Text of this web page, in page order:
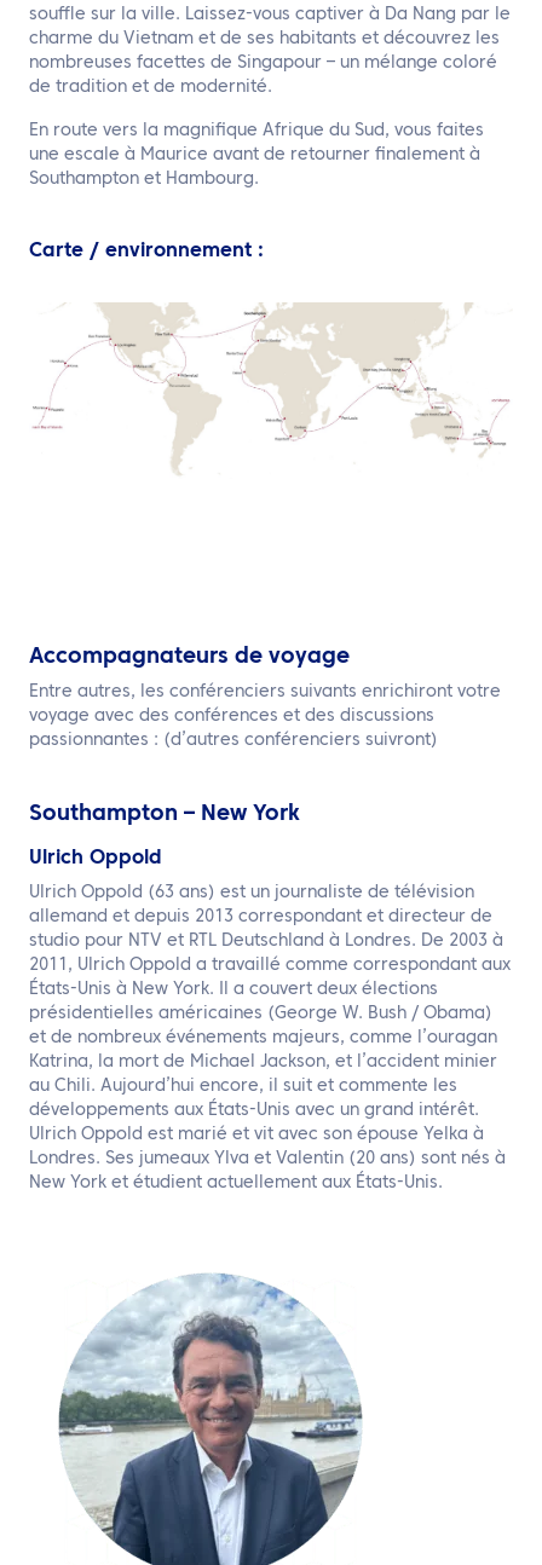
souffle sur la ville. Laissez-vous captiver à Da Nang par le
charme du Vietnam et de ses habitants et découvrez les
nombreuses facettes de Singapour – un mélange coloré
de tradition et de modernité.
En route vers la magnifique Afrique du Sud, vous faites
une escale à Maurice avant de retourner finalement à
Southampton et Hambourg.
Carte / environnement :
Accompagnateurs de voyage
Entre autres, les conférenciers suivants enrichiront votre
voyage avec des conférences et des discussions
passionnantes : (d’autres conférenciers suivront)
Southampton – New York
Ulrich Oppold
Ulrich Oppold (63 ans) est un journaliste de télévision
allemand et depuis 2013 correspondant et directeur de
studio pour NTV et RTL Deutschland à Londres. De 2003 à
2011, Ulrich Oppold a travaillé comme correspondant aux
États-Unis à New York. Il a couvert deux élections
présidentielles américaines (George W. Bush / Obama)
et de nombreux événements majeurs, comme l’ouragan
Katrina, la mort de Michael Jackson, et l’accident minier
au Chili. Aujourd’hui encore, il suit et commente les
développements aux États-Unis avec un grand intérêt.
Ulrich Oppold est marié et vit avec son épouse Yelka à
Londres. Ses jumeaux Ylva et Valentin (20 ans) sont nés à
New York et étudient actuellement aux États-Unis.